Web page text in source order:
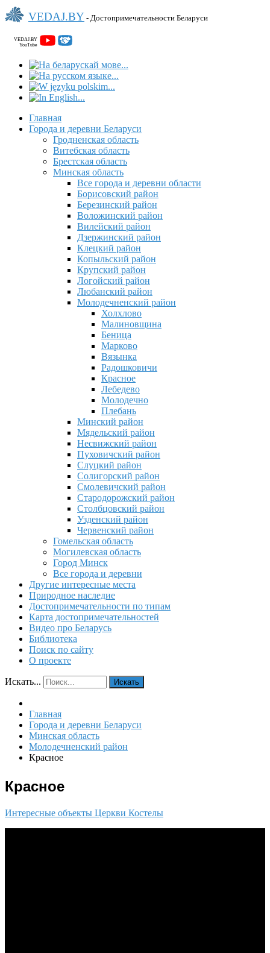
VEDAJ.BY - Достопримечательности Беларуси
VEDAJ.BY
YouTube
Главная
Города и деревни Беларуси
Гродненская область
Витебская область
Брестская область
Минская область
Все города и деревни области
Борисовский район
Березинский район
Воложинский район
Вилейский район
Дзержинский район
Клецкий район
Копыльский район
Крупский район
Логойский район
Любанский район
Молодечненский район
Холхлово
Малиновщина
Беница
Марково
Вязынка
Радошковичи
Красное
Лебедево
Молодечно
Плебань
Минский район
Мядельский район
Несвижский район
Пуховичский район
Слуцкий район
Солигорский район
Смолевичский район
Стародорожский район
Столбцовский район
Узденский район
Червенский район
Гомельская область
Могилевская область
Город Минск
Все города и деревни
Другие интересные места
Природное наследие
Достопримечательности по типам
Карта достопримечательностей
Видео про Беларусь
Библиотека
Поиск по сайту
О проекте
Искать... Искать
Главная
Города и деревни Беларуси
Минская область
Молодечненский район
Красное
Красное
Интересные объекты Церкви Костелы